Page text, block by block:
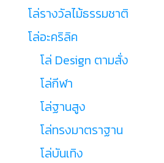
โล่รางวัลไม้ธรรมชาติ
โล่อะคริลิค
โล่ Design ตามสั่ง
โล่กีฬา
โล่ฐานสูง
โล่ทรงมาตราฐาน
โล่บันเทิง